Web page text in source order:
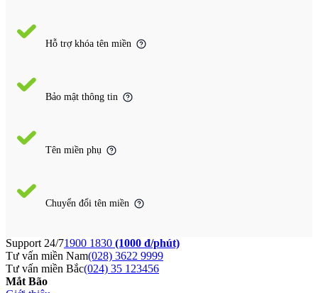
Hỗ trợ khóa tên miền
Bảo mật thông tin
Tên miền phụ
Chuyển đổi tên miền
Support 24/71900 1830 (1000 đ/phút)
Tư vấn miền Nam(028) 3622 9999
Tư vấn miền Bắc(024) 35 123456
Mắt Bão